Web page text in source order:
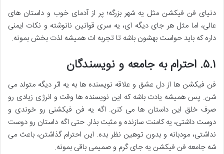
دنیای فن فیکشن مثل یه شهر بزرگه؛ پر از آدمای خوب و داستان های
عالی، اما مثل هر جای دیگه ای، یه سری قوانین نانوشته و نکات ایمنی
داره که باید حواست بهشون باشه تا تجربه ات همیشه لذت بخش بمونه.
۵.۱. احترام به جامعه و نویسندگان
فن فیکشن ها از دل عشق و علاقه نویسنده ها به یه اثر دیگه متولد می
شن. پس همیشه یادت باشه که این نویسنده ها وقت و انرژی زیادی رو
صرف خلق این داستان ها می کنن. اگه یه فن فیکشنی رو خوندی و
دوست داشتی، یه کامنت سازنده و مثبت بذار. حتی اگه داستان رو دوست
نداشتی، مودبانه و بدون توهین نظر بده. این احترام گذاشتن، باعث می
شه جامعه فن فیکشن یه جای گرم و صمیمی باقی بمونه.